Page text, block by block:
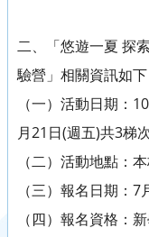
二、「悠遊一夏 探
驗營」相關資訊如下
（一）活動日期：
月21日(週五)共3梯
（二）活動地點：
（三）報名日期：7
（四）報名資格：